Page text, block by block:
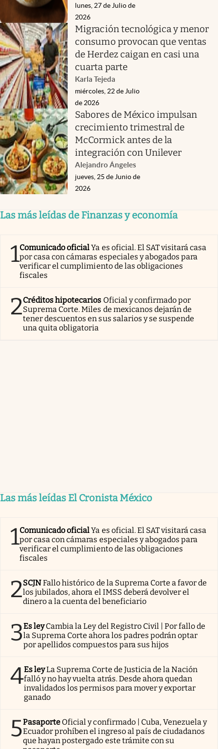
lunes, 27 de Julio de
2026
Migración tecnológica y menor
consumo provocan que ventas
de Herdez caigan en casi una
cuarta parte
Karla Tejeda
miércoles, 22 de Julio
de 2026
Sabores de México impulsan
crecimiento trimestral de
McCormick antes de la
integración con Unilever
Alejandro Ángeles
jueves, 25 de Junio de
2026
Las más leídas de Finanzas y economía
1Comunicado oficialYa es oficial. El SAT visitará casa
por casa con cámaras especiales y abogados para
verificar el cumplimiento de las obligaciones
fiscales
2Créditos hipotecarios Oficial y confirmado por
Suprema Corte. Miles de mexicanos dejarán de
tener descuentos en sus salarios y se suspende
una quita obligatoria
Las más leídas El Cronista México
1Comunicado oficialYa es oficial. El SAT visitará casa
por casa con cámaras especiales y abogados para
verificar el cumplimiento de las obligaciones
fiscales
2SCJNFallo histórico de la Suprema Corte a favor de
los jubilados, ahora el IMSS deberá devolver el
dinero a la cuenta del beneficiario
3Es ley Cambia la Ley del Registro Civil | Por fallo de
la Suprema Corte ahora los padres podrán optar
por apellidos compuestos para sus hijos
4Es leyLa Suprema Corte de Justicia de la Nación
falló y no hay vuelta atrás. Desde ahora quedan
invalidados los permisos para mover y exportar
ganado
5Pasaporte Oficial y confirmado | Cuba, Venezuela y
Ecuador prohíben el ingreso al país de ciudadanos
que hayan postergado este trámite con su